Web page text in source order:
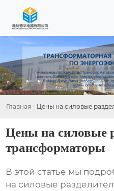
Главная - Цены на силовые
Цены на силовые
трансформаторы
В этой статье мы
на силовые